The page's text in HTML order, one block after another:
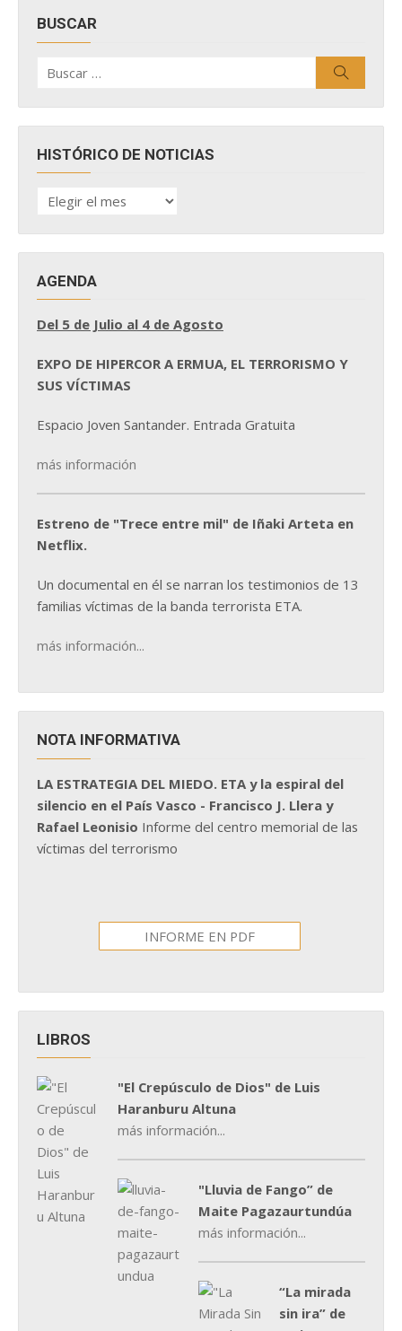
BUSCAR
por:
HISTÓRICO DE NOTICIAS
HISTÓRICO
DE
AGENDA
Del 5 de Julio al 4 de Agosto
EXPO DE HIPERCOR A ERMUA, EL TERRORISMO Y
SUS VÍCTIMAS
Espacio Joven Santander. Entrada Gratuita
más información
Estreno de "Trece entre mil" de Iñaki Arteta en
Netflix.
Un documental en él se narran los testimonios de 13
familias víctimas de la banda terrorista ETA.
más información...
NOTA INFORMATIVA
LA ESTRATEGIA DEL MIEDO. ETA y la espiral del
silencio en el País Vasco - Francisco J. Llera y
Rafael Leonisio Informe del centro memorial de las
víctimas del terrorismo
INFORME EN PDF
LIBROS
"El Crepúsculo de Dios" de Luis
Haranburu Altuna
más información...
"Lluvia de Fango” de
Maite Pagazaurtundúa
más información...
“La mirada
sin ira” de